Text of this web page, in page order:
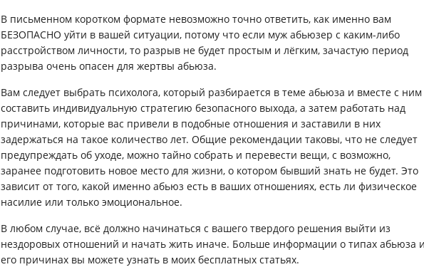
В письменном коротком формате невозможно точно ответить, как именно вам
БЕЗОПАСНО уйти в вашей ситуации, потому что если муж абьюзер с каким-либо
расстройством личности, то разрыв не будет простым и лёгким, зачастую период
разрыва очень опасен для жертвы абьюза.
Вам следует выбрать психолога, который разбирается в теме абьюза и вместе с ним
составить индивидуальную стратегию безопасного выхода, а затем работать над
причинами, которые вас привели в подобные отношения и заставили в них
задержаться на такое количество лет. Общие рекомендации таковы, что не следует
предупреждать об уходе, можно тайно собрать и перевести вещи, с возможно,
заранее подготовить новое место для жизни, о котором бывший знать не будет. Это
зависит от того, какой именно абьюз есть в ваших отношениях, есть ли физическое
насилие или только эмоциональное.
В любом случае, всё должно начинаться с вашего твердого решения выйти из
нездоровых отношений и начать жить иначе. Больше информации о типах абьюза
его причинах вы можете узнать в моих бесплатных статьях.